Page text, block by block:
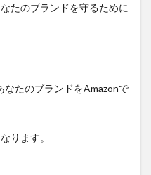
たのブランドを守るために
たのブランドをAmazonで
ります。